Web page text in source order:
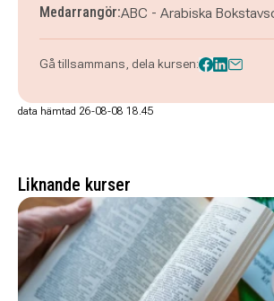
Medarrangör:ABC - Arabiska
Gå tillsammans, dela kursen:
data hämtad 26-08-08 18.45
Liknande kurser